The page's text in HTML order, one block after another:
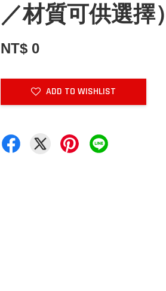
／材質可供選擇）
NT$ 0
ADD TO WISHLIST